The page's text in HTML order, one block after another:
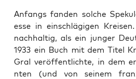
Anfangs fan­den solche
esse in ein­schlägi­gen
nach­haltig, als ein junger
1933 ein Buch mit dem Titel
Gral veröf­fentlichte, in dem
nten (und von seinem